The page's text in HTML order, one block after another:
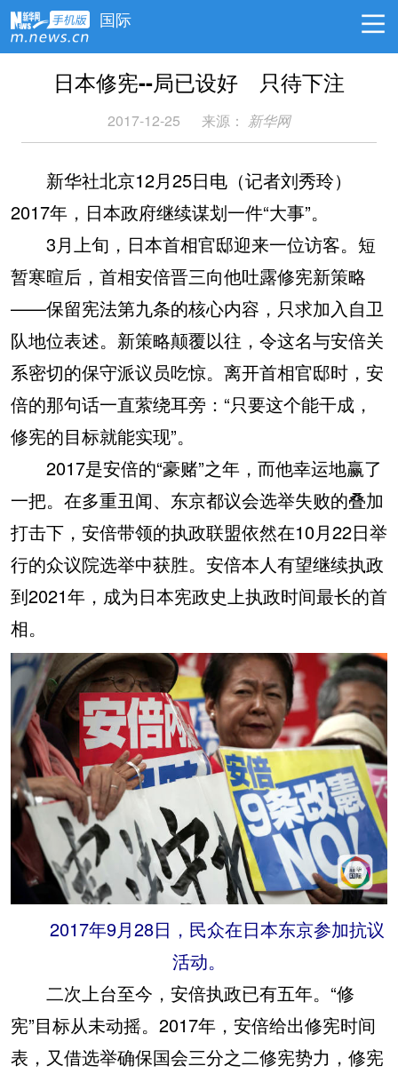
国际
日本修宪--局已设好 只待下注
2017-12-25 来源： 新华网
新华社北京12月25日电（记者刘秀玲）
2017年，日本政府继续谋划一件“大事”。
3月上旬，日本首相官邸迎来一位访客。短
暂寒暄后，首相安倍晋三向他吐露修宪新策略
——保留宪法第九条的核心内容，只求加入自卫
队地位表述。新策略颠覆以往，令这名与安倍关
系密切的保守派议员吃惊。离开首相官邸时，安
倍的那句话一直萦绕耳旁：“只要这个能干成，
修宪的目标就能实现”。
2017是安倍的“豪赌”之年，而他幸运地赢了
一把。在多重丑闻、东京都议会选举失败的叠加
打击下，安倍带领的执政联盟依然在10月22日举
行的众议院选举中获胜。安倍本人有望继续执政
到2021年，成为日本宪政史上执政时间最长的首
相。
2017年9月28日，民众在日本东京参加抗议
活动。
二次上台至今，安倍执政已有五年。“修
宪”目标从未动摇。2017年，安倍给出修宪时间
表，又借选举确保国会三分之二修宪势力，修宪